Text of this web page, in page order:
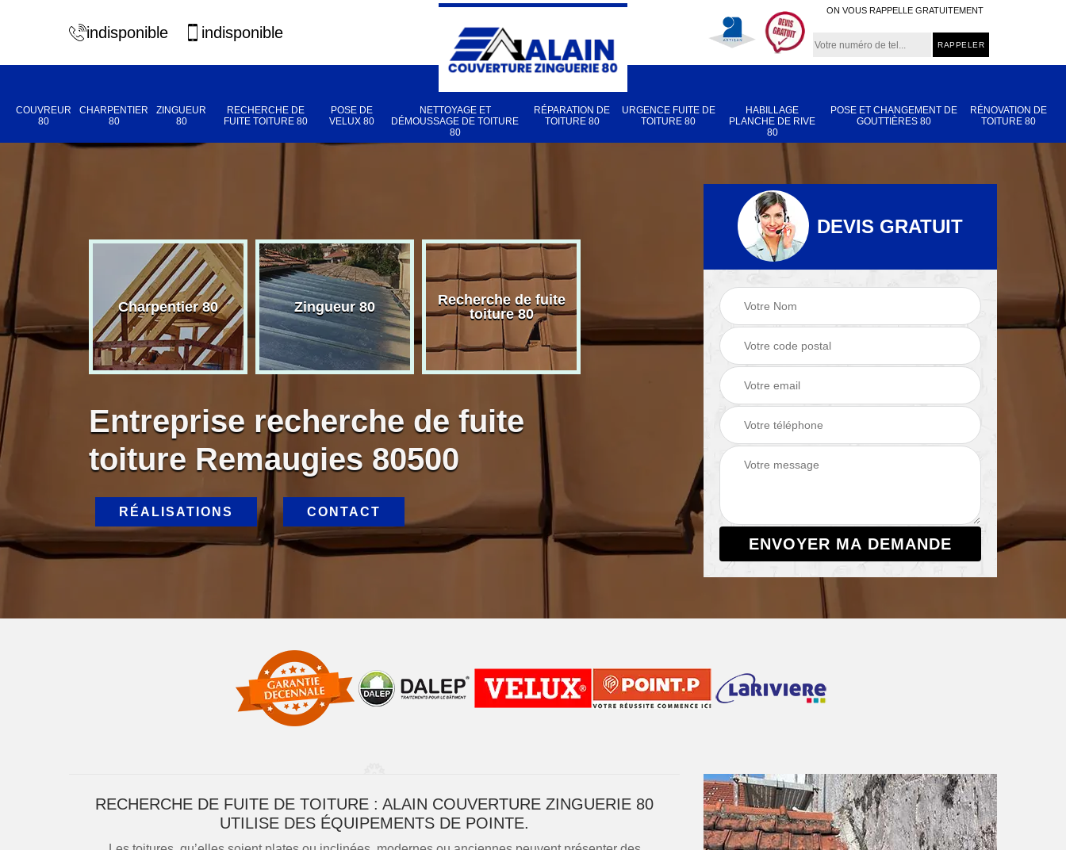
indisponible indisponible
ON VOUS RAPPELLE GRATUITEMENT
COUVREUR
80
CHARPENTIER
80
ZINGUEUR
80
RECHERCHE DE
FUITE TOITURE 80
POSE DE
VELUX 80
NETTOYAGE ET
DÉMOUSSAGE DE TOITURE
80
RÉPARATION DE
TOITURE 80
URGENCE FUITE DE
TOITURE 80
HABILLAGE
PLANCHE DE RIVE
80
POSE ET CHANGEMENT DE
GOUTTIÈRES 80
RÉNOVATION DE
TOITURE 80
80 Charpentier 80 Zingueur 80
Recherche de fuite
toiture 80
Pose de velux 80
Nettoyage et
démoussage de
toiture 80
Réparation de
toiture 80
Entreprise recherche de fuite
toiture Remaugies 80500
RÉALISATIONS CONTACT
DEVIS GRATUIT
RECHERCHE DE FUITE DE TOITURE : ALAIN COUVERTURE ZINGUERIE 80
UTILISE DES ÉQUIPEMENTS DE POINTE.